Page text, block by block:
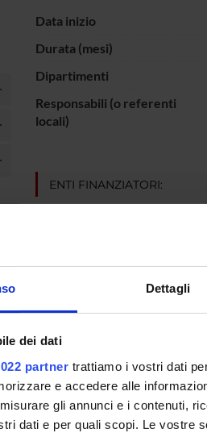
Dettagli
dei dati
partner trattiamo i vostri dati
e accedere alle
gli annunci e i contenuti,
dati e per quali scopi. Le vostre
Data inizio
Durata (mesi)
Dipartimenti
Responsabili (o referenti
locali)
ENTI FINANZIATORI:
PARTECIPANTI AL
Psychiatry